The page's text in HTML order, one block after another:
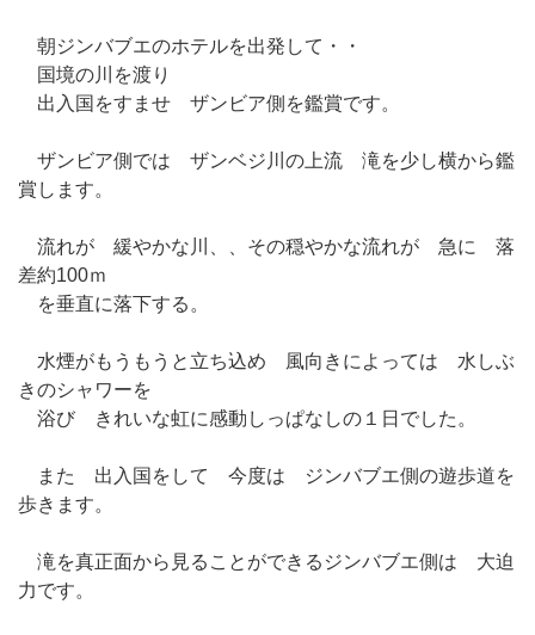
朝ジンバブエのホテルを出発して・・
国境の川を渡り
出入国をすませ ザンビア側を鑑賞です。
ザンビア側では ザンベジ川の上流 滝を少し横から鑑
賞します。
流れが 緩やかな川、、その穏やかな流れが 急に 落
差約100ｍ
を垂直に落下する。
水煙がもうもうと立ち込め 風向きによっては 水しぶ
きのシャワーを
浴び きれいな虹に感動しっぱなしの１日でした。
また 出入国をして 今度は ジンバブエ側の遊歩道を
歩きます。
滝を真正面から見ることができるジンバブエ側は 大迫
力です。